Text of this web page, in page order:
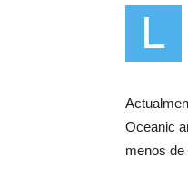
L
Oceanic
menos de